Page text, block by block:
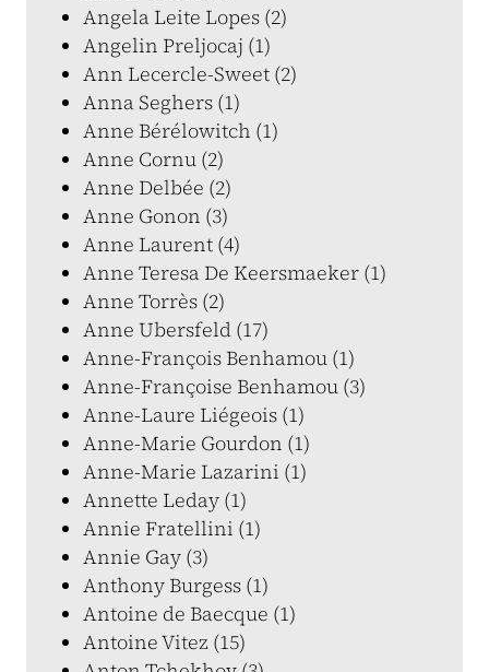
Angela Leite Lopes (2)
Angelin Preljocaj (1)
Ann Lecercle-Sweet (2)
Anna Seghers (1)
Anne Bérélowitch (1)
Anne Cornu (2)
Anne Delbée (2)
Anne Gonon (3)
Anne Laurent (4)
Anne Teresa De Keersmaeker (1)
Anne Torrès (2)
Anne Ubersfeld (17)
Anne-François Benhamou (1)
Anne-Françoise Benhamou (3)
Anne-Laure Liégeois (1)
Anne-Marie Gourdon (1)
Anne-Marie Lazarini (1)
Annette Leday (1)
Annie Fratellini (1)
Annie Gay (3)
Anthony Burgess (1)
Antoine de Baecque (1)
Antoine Vitez (15)